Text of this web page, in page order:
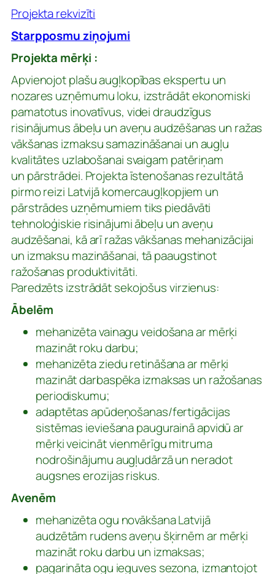
Projekta rekvizīti
Starpposmu ziņojumi
Projekta mērķi :
Apvienojot plašu augļkopības ekspertu un
nozares uzņēmumu loku, izstrādāt ekonomiski
pamatotus inovatīvus, videi draudzīgus
risinājumus ābeļu un aveņu audzēšanas un ražas
vākšanas izmaksu samazināšanai un augļu
kvalitātes uzlabošanai svaigam patēriņam
un pārstrādei. Projekta īstenošanas rezultātā
pirmo reizi Latvijā komercaugļkopjiem un
pārstrādes uzņēmumiem tiks piedāvāti
tehnoloģiskie risinājumi ābeļu un aveņu
audzēšanai, kā arī ražas vākšanas mehanizācijai
un izmaksu mazināšanai, tā paaugstinot
ražošanas produktivitāti.
Paredzēts izstrādāt sekojošus virzienus:
Ābelēm
mehanizēta vainagu veidošana ar mērķi
mazināt roku darbu;
mehanizēta ziedu retināšana ar mērķi
mazināt darbaspēka izmaksas un ražošanas
periodiskumu;
adaptētas apūdeņošanas/fertigācijas
sistēmas ieviešana paugurainā apvidū ar
mērķi veicināt vienmērīgu mitruma
nodrošinājumu augļudārzā un neradot
augsnes erozijas riskus.
Avenēm
mehanizēta ogu novākšana Latvijā
audzētām rudens aveņu šķirnēm ar mērķi
mazināt roku darbu un izmaksas;
pagarināta ogu ieguves sezona, izmantojot